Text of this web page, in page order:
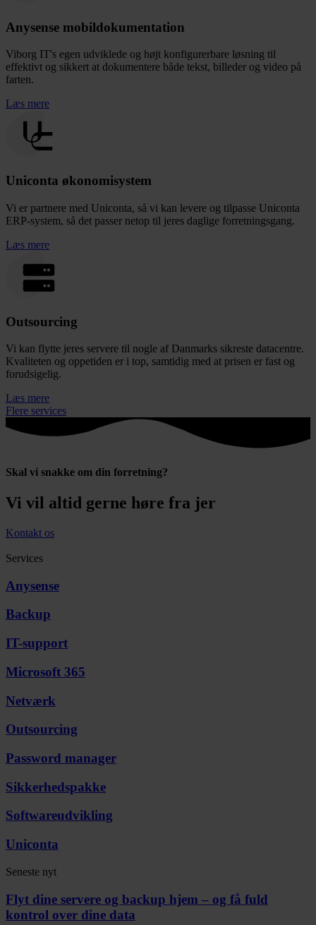
Anysense mobildokumentation
Viborg IT's egen udviklede og højt konfigurerbare løsning til
effektivt og sikkert at dokumentere både tekst, billeder og video på
farten.
Læs mere
Uniconta økonomisystem
Vi er partnere med Uniconta, så vi kan levere og tilpasse Uniconta
ERP-system, så det passer netop til jeres daglige forretningsgang.
Læs mere
Outsourcing
Vi kan flytte jeres servere til nogle af Danmarks sikreste datacentre.
Kvaliteten og oppetiden er i top, samtidig med at prisen er fast og
forudsigelig.
Læs mere
Flere services
Skal vi snakke om din forretning?
Vi vil altid gerne høre fra jer
Kontakt os
Services
Anysense
Backup
IT-support
Microsoft 365
Netværk
Outsourcing
Password manager
Sikkerhedspakke
Softwareudvikling
Uniconta
Seneste nyt
Flyt dine servere og backup hjem – og få fuld
kontrol over dine data